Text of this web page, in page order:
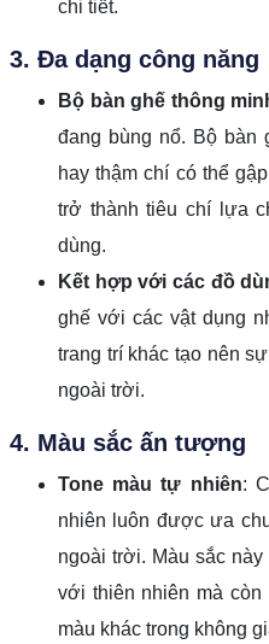
chi tiết.
3. Đa dạng công năng
Bộ bàn ghế thông
đang bùng nổ. Bộ bàn
hay thậm chí có thể
trở thành tiêu chí lựa
dùng.
Kết hợp với các đồ
ghế với các vật dụng
trang trí khác tạo nên
ngoài trời.
4. Màu sắc ấn tượng
Tone màu tự nhiên:
nhiên luôn được ưa
ngoài trời. Màu sắc
với thiên nhiên mà
màu khác trong không